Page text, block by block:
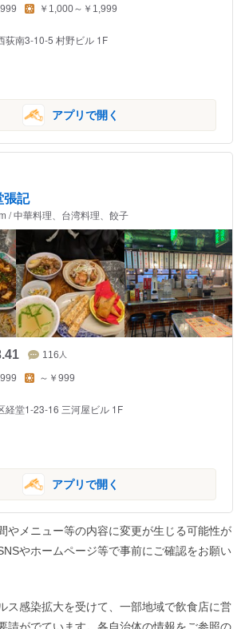
￥1,000～￥1,999
荻南3-10-5 村野ビル 1F
アプリで開く
張記
/ 中華料理、台湾料理、餃子
116 人
～￥999
経堂1-23-16 三河屋ビル 1F
アプリで開く
やメニュー等の内容に変更が生じる可能性が
やホームページ等で事前にご確認をお願い
ス感染拡大を受けて、一部地域で飲食店に営